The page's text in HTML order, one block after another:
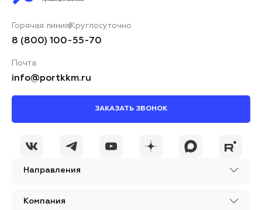
Направления
Компания
Горячая линия Круглосуточно
8 (800) 100-55-70
Почта
info@portkkm.ru
ЗАКАЗАТЬ ЗВОНОК